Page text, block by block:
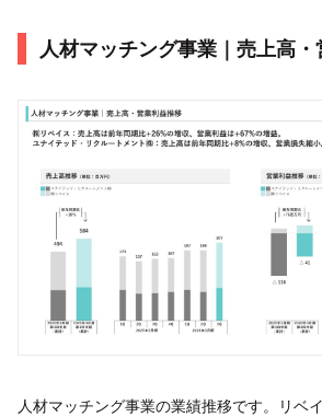
人材マッチング事業｜売上高
人材マッチング事業の業績推移です。リベ